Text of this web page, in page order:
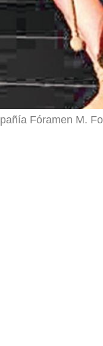
Fóramen M.